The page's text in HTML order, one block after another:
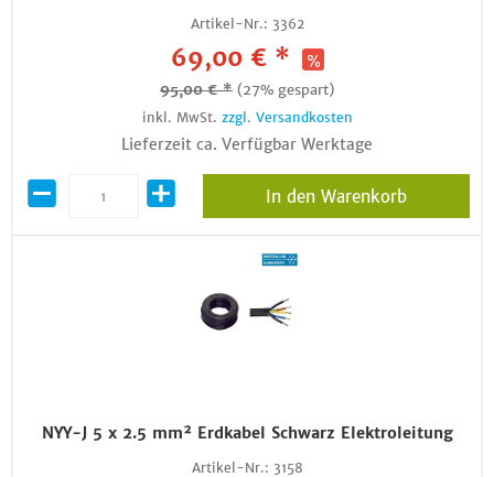
Artikel-Nr.: 3362
69,00 € *
95,00 € * (27% gespart)
inkl. MwSt. zzgl. Versandkosten
Lieferzeit ca. Verfügbar Werktage
In den Warenkorb
NYY-J 5 x 2.5 mm² Erdkabel Schwarz Elektroleitung
Artikel-Nr.: 3158